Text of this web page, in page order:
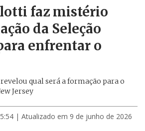
faz mistério
da Seleção
enfrentar o
qual será a formação para o
Jersey
| Atualizado em 9 de junho de 2026